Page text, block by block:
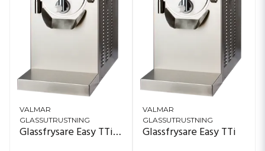
Tack vare sin kompakta design passar maskinen perfekt som
bordsmodell i mindre kök eller som kompletterande glassfrys i
större produktion. Bordsmodellen Easy är en pålitlig lösning för
verksamheter som söker en professionell glassmaskin eller
glassfrysare för daglig produktion av gelato, sorbet och
hantverksglass.
VALMAR
GLASSUTRUSTNING
Glassfrysare Easy TTi Hot & Cool
VALMAR
GLASSUTRUSTNING
Glassfrysare Easy TTi